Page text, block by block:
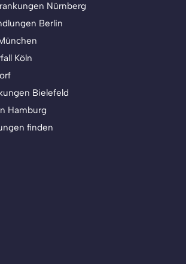
Nürnberg
Berlin
Köln
Bielefeld
Hamburg
finden